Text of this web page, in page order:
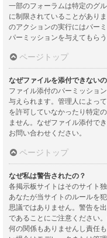
一部のフォーラムは特定のグ
に制限されていることがあり
のアクションの実行にはパー
パーミッションを与えてもら
ページトップ
なぜファイルを添付できない
ファイル添付のパーミッショ
与えられます。管理人によっ
を許可していなかったり特定
ません。なぜファイル添付で
お問い合わせください。
ページトップ
なぜ私は警告されたの？
各掲示板サイトはそのサイト
あなたが当サイトのルールを
思議ではありません。警告を
であることにご注意ください
何の関係もありませんし責任